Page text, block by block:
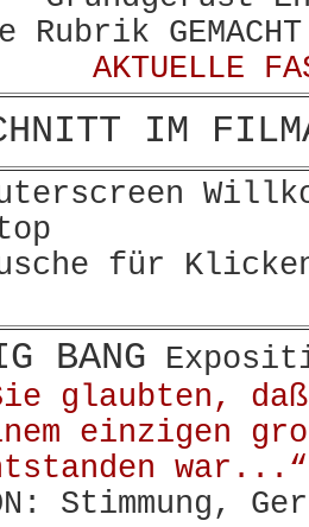
Rubrik
AKTUELLE
IM
für
BANG
glaubten,
einzigen
war...“
Stimmung,